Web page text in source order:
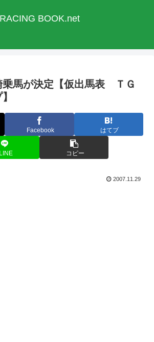
RACING BOOK.net
乗馬が決定【仮出馬表 ＴＧ
Facebook はてブ
LINE コピー
2007.11.29